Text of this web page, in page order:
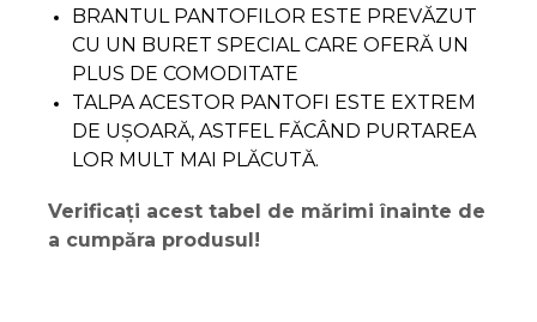
BRANTUL PANTOFILOR ESTE PREVĂZUT
CU UN BURET SPECIAL CARE OFERĂ UN
PLUS DE COMODITATE
TALPA ACESTOR PANTOFI ESTE EXTREM
DE UȘOARĂ, ASTFEL FĂCÂND PURTAREA
LOR MULT MAI PLĂCUTĂ.
Verificați acest tabel de mărimi înainte de
a cumpăra produsul!